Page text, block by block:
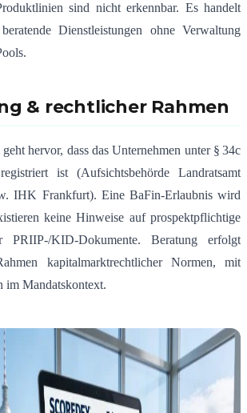
sind nicht erkennbar. Es handelt
Dienstleistungen ohne Verwaltung
& rechtlicher Rahmen
hervor, dass das Unternehmen unter § 34c
ist (Aufsichtsbehörde Landratsamt
IHK Frankfurt). Eine BaFin-Erlaubnis wird
keine Hinweise auf prospektpflichtige
PRIIP‑/KID‑Dokumente. Beratung erfolgt
kapitalmarktrechtlicher Normen, mit
im Mandatskontext.